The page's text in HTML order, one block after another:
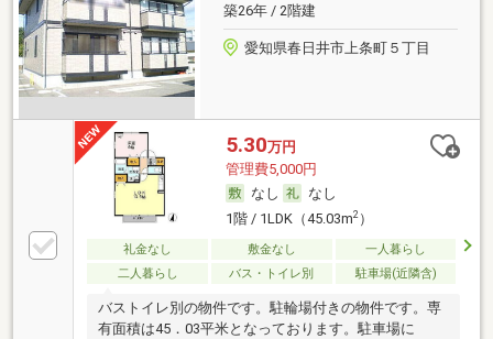
築26年 / 2階建
愛知県春日井市上条町５丁目
5.30万円
管理費5,000円
なし
なし
1階 / 1LDK（45.03m2）
礼金なし 敷金なし
一人暮らし
二人暮らし
バス・トイレ別 駐車場(近隣含)
バストイレ別の物件です。駐輪場付きの物件です。専
有面積は45．03平米となっております。駐車場に